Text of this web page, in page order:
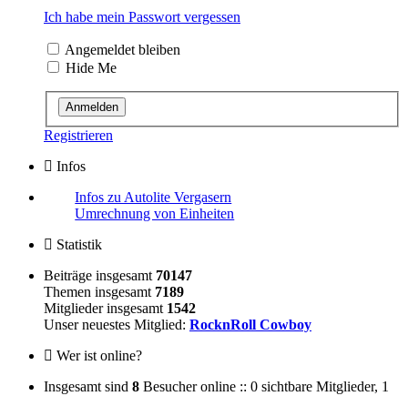
Ich habe mein Passwort vergessen
Angemeldet bleiben
Hide Me
Registrieren
Infos
Infos zu Autolite Vergasern
Umrechnung von Einheiten
Statistik
Beiträge insgesamt 70147
Themen insgesamt 7189
Mitglieder insgesamt 1542
Unser neuestes Mitglied: RocknRoll Cowboy
Wer ist online?
Insgesamt sind 8 Besucher online :: 0 sichtbare Mitglieder, 1